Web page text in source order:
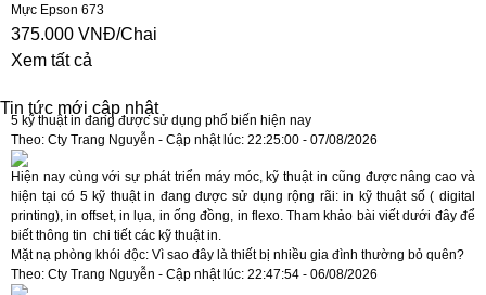
Mực Epson 673
375.000 VNĐ/Chai
Xem tất cả
Tin tức mới cập nhật
5 kỹ thuật in đang được sử dụng phổ biến hiện nay
Theo: Cty Trang Nguyễn - Cập nhật lúc: 22:25:00 - 07/08/2026
Hiện nay cùng với sự phát triển máy móc, kỹ thuật in cũng được nâng cao và
hiện tại có 5 kỹ thuật in đang được sử dụng rộng rãi: in kỹ thuật số ( digital
printing), in offset, in lụa, in ống đồng, in flexo. Tham khảo bài viết dưới đây để
biết thông tin chi tiết các kỹ thuật in.
Mặt nạ phòng khói độc: Vì sao đây là thiết bị nhiều gia đình thường bỏ quên?
Theo: Cty Trang Nguyễn - Cập nhật lúc: 22:47:54 - 06/08/2026